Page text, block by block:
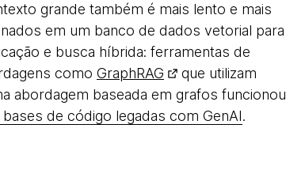
grande também é mais lento e mais
em um banco de dados vetorial para
e busca híbrida: ferramentas de
como GraphRAG
que utilizam
abordagem baseada em grafos funcionou
de código legadas com GenAI.